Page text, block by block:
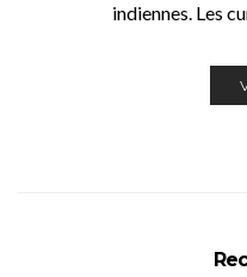
indiennes. Les